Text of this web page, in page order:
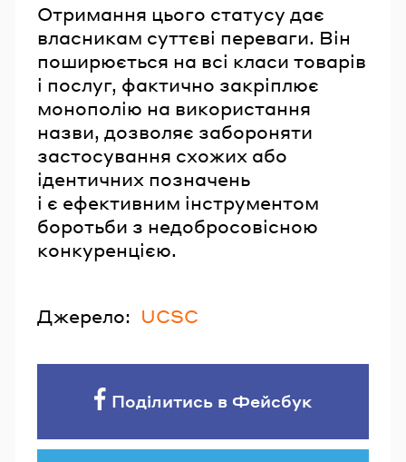
Отримання цього статусу дає
власникам суттєві переваги. Він
поширюється на всі класи товарів
і послуг, фактично закріплює
монополію на використання
назви, дозволяє забороняти
застосування схожих або
ідентичних позначень
і є ефективним інструментом
боротьби з недобросовісною
конкуренцією.
Джерело: UCSC
Поділитись в Фейсбук